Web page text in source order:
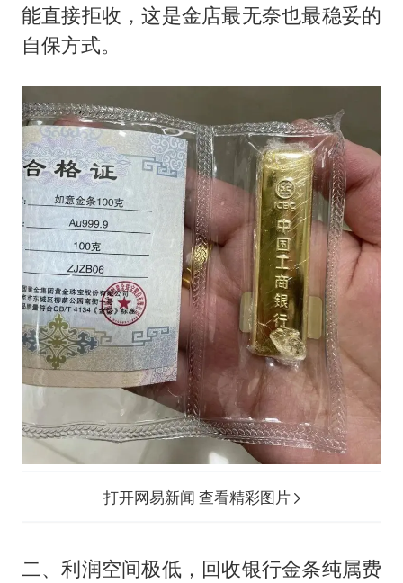
能直接拒收，这是金店最无奈也最稳妥的
自保方式。
打开网易新闻 查看精彩图片
二、利润空间极低，回收银行金条纯属费